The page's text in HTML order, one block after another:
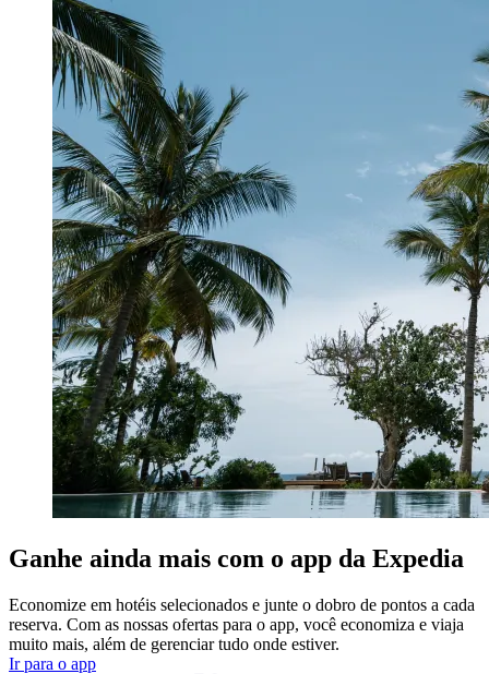
Ganhe ainda mais com o app da Expedia
Economize em hotéis selecionados e junte o dobro de pontos a cada
reserva. Com as nossas ofertas para o app, você economiza e viaja
muito mais, além de gerenciar tudo onde estiver.
Ir para o app